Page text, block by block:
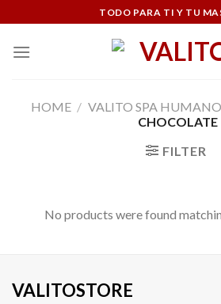
to
content
TODO PARA TI Y TU
HOME / VALITO SPA
CHOCOLATE
FILTER
No products were found
VALITOSTORE